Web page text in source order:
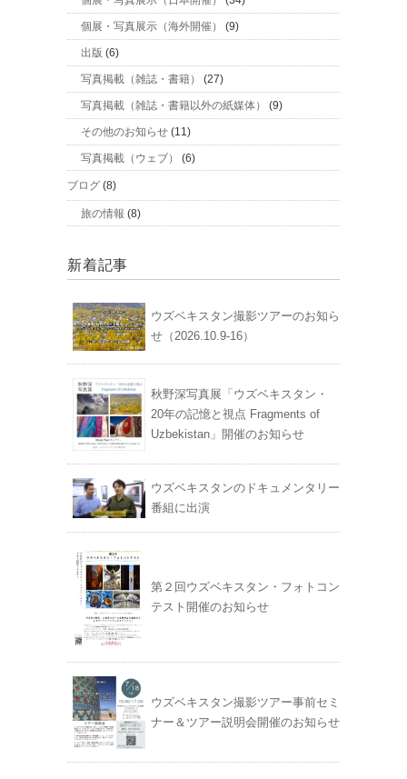
個展・写真展示（海外開催） (9)
出版 (6)
写真掲載（雑誌・書籍） (27)
写真掲載（雑誌・書籍以外の紙媒体） (9)
その他のお知らせ (11)
写真掲載（ウェブ） (6)
ブログ (8)
旅の情報 (8)
新着記事
ウズベキスタン撮影ツアーのお知ら
せ（2026.10.9-16）
秋野深写真展「ウズベキスタン・
20年の記憶と視点 Fragments of
Uzbekistan」開催のお知らせ
ウズベキスタンのドキュメンタリー
番組に出演
第２回ウズベキスタン・フォトコン
テスト開催のお知らせ
ウズベキスタン撮影ツアー事前セミ
ナー＆ツアー説明会開催のお知らせ